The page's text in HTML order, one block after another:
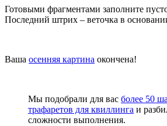
Готовыми фрагментами заполните
Последний штрих – веточка в
Ваша осенняя картина окончена!
Мы подобрали для вас более 50
трафаретов для квиллинга и
сложности выполнения.